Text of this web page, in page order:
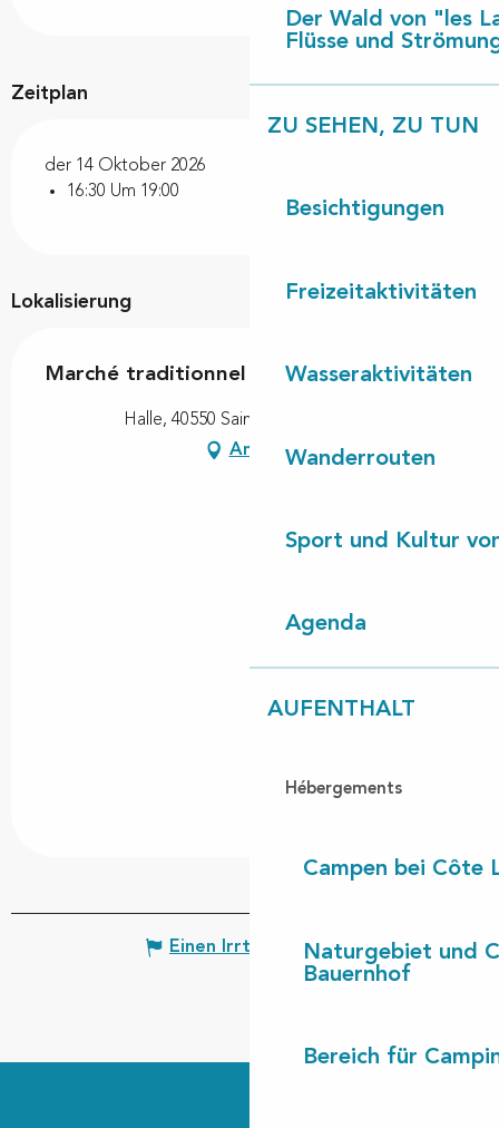
Der Wald von "les
Flüsse und
ZU SEHEN, ZU TUN
Besichtigungen
Freizeitaktivitäten
Wasseraktivitäten
Wanderrouten
Sport und Kultur
Agenda
AUFENTHALT
Hébergements
Campen bei Côte
Naturgebiet und
Bauernhof
Bereich für
Zeitplan
der 14 Oktober 2026
16:30 Um 19:00
Lokalisierung
Marché traditionnel
Halle, 40550 Saint-Michel-Escalus
Anfahrt
Einen Irrtum angeben